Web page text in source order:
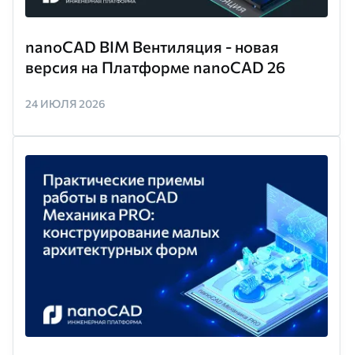
nanoCAD BIM Вентиляция - новая
версия на Платформе nanoCAD 26
24 ИЮЛЯ 2026